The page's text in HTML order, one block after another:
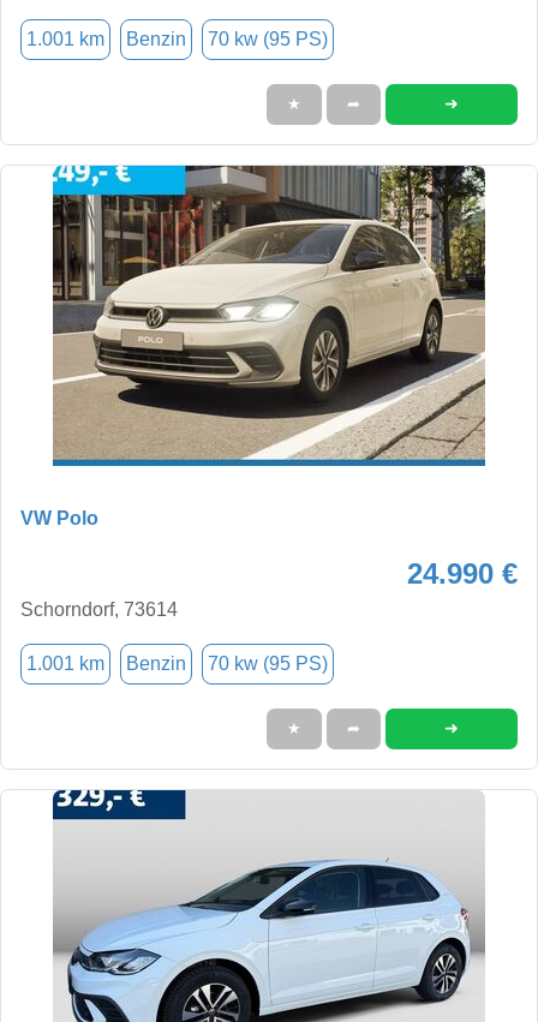
1.001 km Benzin 70 kw (95 PS)
★ ➦ ➜
VW Polo
24.990 €
Schorndorf, 73614
1.001 km Benzin 70 kw (95 PS)
★ ➦ ➜